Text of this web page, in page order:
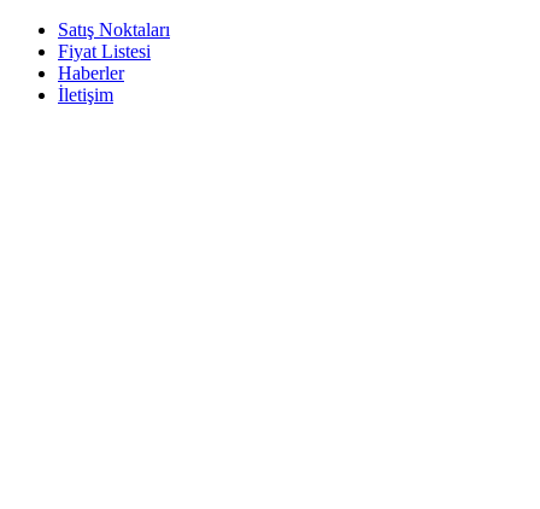
Satış Noktaları
Fiyat Listesi
Haberler
İletişim